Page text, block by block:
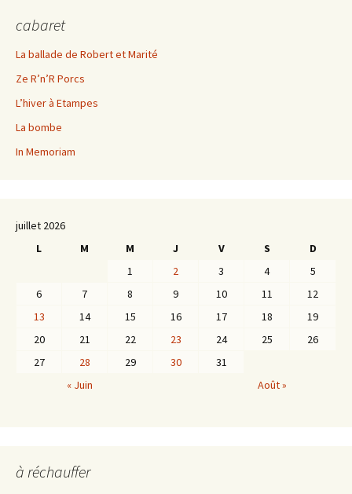
cabaret
La ballade de Robert et Marité
Ze R’n’R Porcs
L’hiver à Etampes
La bombe
In Memoriam
juillet 2026
L
M M J V S
D
1
2 3 4
5
6
7 8 9 10 11
12
13
14 15 16 17 18
19
20
21 22 23 24 25
26
27
28 29 30
31
« Juin
Août »
à réchauffer